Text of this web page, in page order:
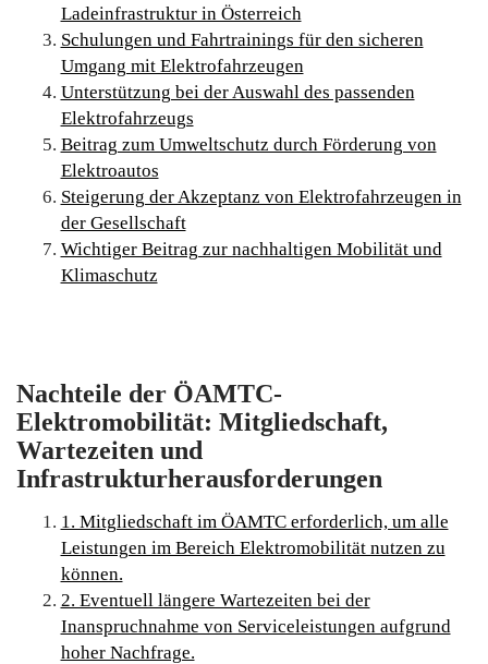
Ladeinfrastruktur in Österreich
Schulungen und Fahrtrainings für den sicheren
Umgang mit Elektrofahrzeugen
Unterstützung bei der Auswahl des passenden
Elektrofahrzeugs
Beitrag zum Umweltschutz durch Förderung von
Elektroautos
Steigerung der Akzeptanz von Elektrofahrzeugen in
der Gesellschaft
Wichtiger Beitrag zur nachhaltigen Mobilität und
Klimaschutz
Nachteile der ÖAMTC-
Elektromobilität: Mitgliedschaft,
Wartezeiten und
Infrastrukturherausforderungen
1. Mitgliedschaft im ÖAMTC erforderlich, um alle
Leistungen im Bereich Elektromobilität nutzen zu
können.
2. Eventuell längere Wartezeiten bei der
Inanspruchnahme von Serviceleistungen aufgrund
hoher Nachfrage.